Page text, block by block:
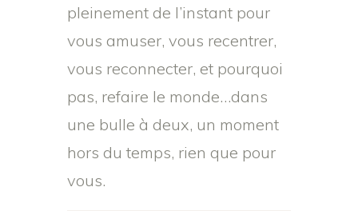
pleinement de l’instant pour
vous amuser, vous recentrer,
vous reconnecter, et pourquoi
pas, refaire le monde…dans
une bulle à deux, un moment
hors du temps, rien que pour
vous.